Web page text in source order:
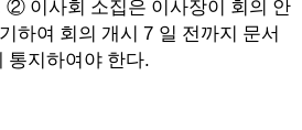
② 이사회 소집은 이사장이 회의 안
하여 회의 개시 7 일 전까지 문서
통지하여야 한다.